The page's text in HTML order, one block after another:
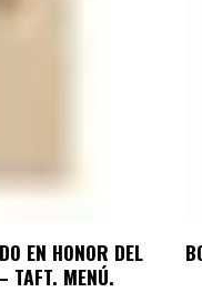
EN HONOR DEL
TAFT. MENÚ.